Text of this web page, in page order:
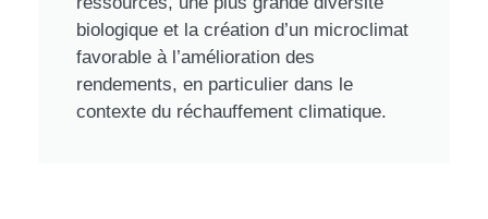
biologique et la création d’un microclimat
favorable à l’amélioration des
rendements, en particulier dans le
contexte du réchauffement climatique.